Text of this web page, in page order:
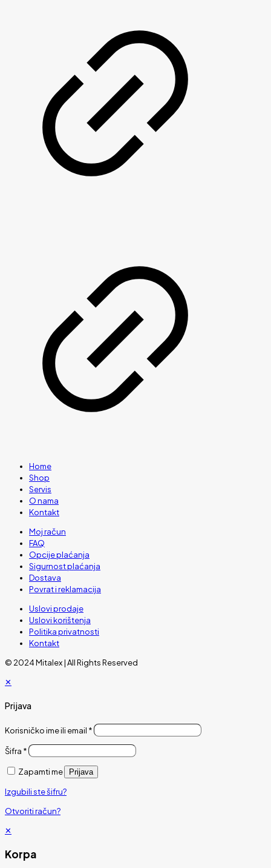
Home
Shop
Servis
O nama
Kontakt
Moj račun
FAQ
Opcije plaćanja
Sigurnost plaćanja
Dostava
Povrat i reklamacija
Uslovi prodaje
Uslovi korištenja
Politika privatnosti
Kontakt
© 2024 Mitalex | All Rights Reserved
✕
Prijava
Korisničko ime ili email *
Šifra *
Zapamti me Prijava
Izgubili ste šifru?
Otvoriti račun?
✕
Korpa